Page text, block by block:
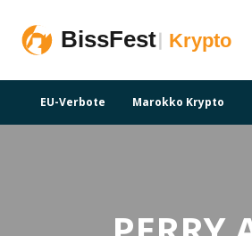
EU-Verbote Marokko Krypto